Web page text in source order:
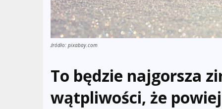
źródło: pixabay.com
To będzie najgorsza
wątpliwości, że